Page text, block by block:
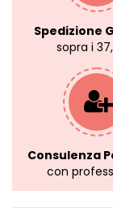
Spedizione
sopra i
Consulenza
con